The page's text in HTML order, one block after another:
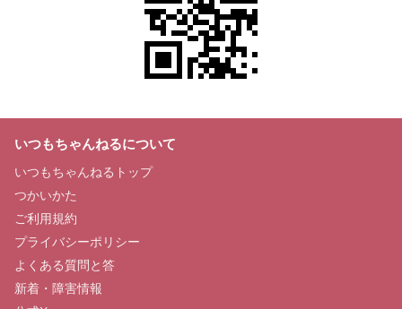
いつもちゃんねるについて
いつもちゃんねるトップ
つかいかた
ご利用規約
プライバシーポリシー
よくある質問と答
新着・障害情報